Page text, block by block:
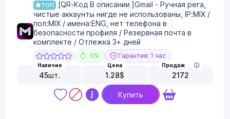
ТОП
[QR-Код В описании ]Gmail - Ручная рега,
чистые аккаунты нигде не использованы, IP:MIX /
пол:MIX / имена:ENG, нет телефона в
безопасности профиля / Резервная почта в
комплекте / Отлежка 3+ дней
0% Гарантия: 1 час
Наличие
45шт.
Цена
1.28$
Продаж
2172
Купить